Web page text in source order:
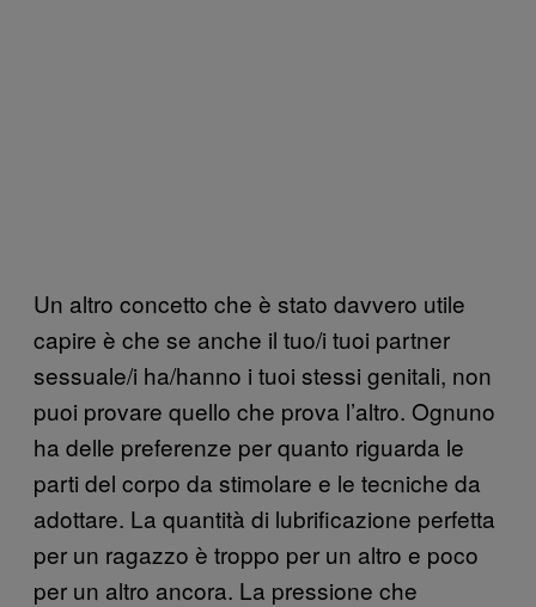
Un altro concetto che è stato davvero utile
capire è che se anche il tuo/i tuoi partner
sessuale/i ha/hanno i tuoi stessi genitali, non
puoi provare quello che prova l’altro. Ognuno
ha delle preferenze per quanto riguarda le
parti del corpo da stimolare e le tecniche da
adottare. La quantità di lubrificazione perfetta
per un ragazzo è troppo per un altro e poco
per un altro ancora. La pressione che